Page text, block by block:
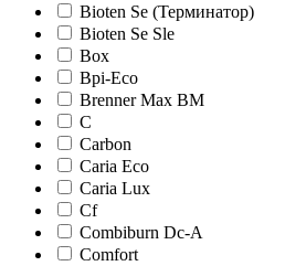
Bioten Se (Терминатор)
Bioten Se Sle
Box
Bpi-Eco
Brenner Max BM
C
Carbon
Caria Eco
Caria Lux
Cf
Combiburn Dc-A
Comfort